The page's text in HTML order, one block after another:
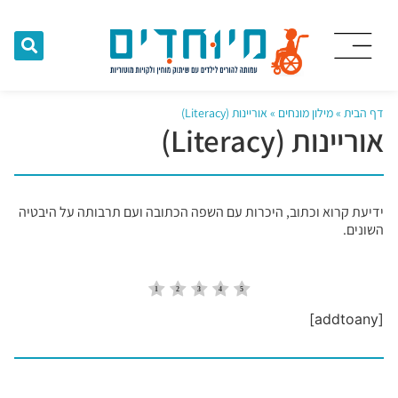
דף הבית »מילון מונחים » אוריינות (Literacy)
אוריינות (Literacy)
ידיעת קרוא וכתוב, היכרות עם השפה הכתובה ועם תרבותה על היבטיה
השונים.
[addtoany]